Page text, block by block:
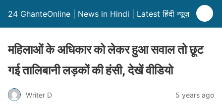
24 GhanteOnline | News in Hindi | Latest हिंदी न्यूज़
महिलाओं के अधिकार को लेकर हुआ सवाल तो छूट
गई तालिबानी लड़कों की हंसी, देखें वीडियो
Writer D 5 years ago